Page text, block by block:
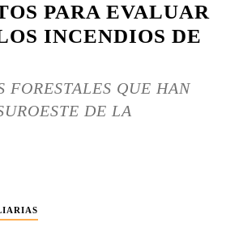
PARA EVALUAR
INCENDIOS DE
FORESTALES QUE HAN
DE LA